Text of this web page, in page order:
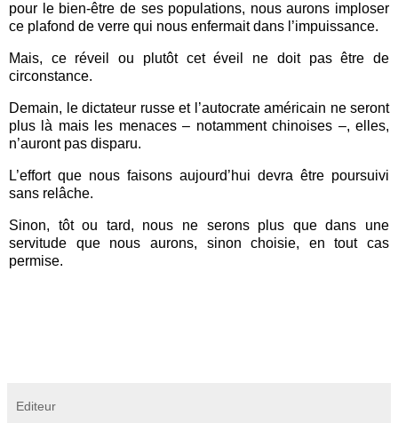
pour le bien-être de ses populations, nous aurons imploser
ce plafond de verre qui nous enfermait dans l’impuissance.
Mais, ce réveil ou plutôt cet éveil ne doit pas être de
circonstance.
Demain, le dictateur russe et l’autocrate américain ne seront
plus là mais les menaces – notamment chinoises –, elles,
n’auront pas disparu.
L’effort que nous faisons aujourd’hui devra être poursuivi
sans relâche.
Sinon, tôt ou tard, nous ne serons plus que dans une
servitude que nous aurons, sinon choisie, en tout cas
permise.
Editeur